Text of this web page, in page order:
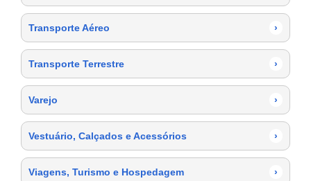
Transporte Aéreo ›
Transporte Terrestre ›
Varejo ›
Vestuário, Calçados e Acessórios ›
Viagens, Turismo e Hospedagem ›